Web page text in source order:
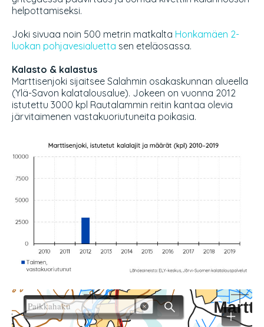
helpottamiseksi.
Joki sivuaa noin 500 metrin matkalta Honkamäen 2-
luokan pohjavesialuetta sen eteläosassa.
Kalasto & kalastus
Marttisenjoki sijaitsee Salahmin osakaskunnan alueella
(Ylä-Savon kalatalousalue). Jokeen on vuonna 2012
istutettu 3000 kpl Rautalammin reitin kantaa olevia
järvitaimenen vastakuoriutuneita poikasia.